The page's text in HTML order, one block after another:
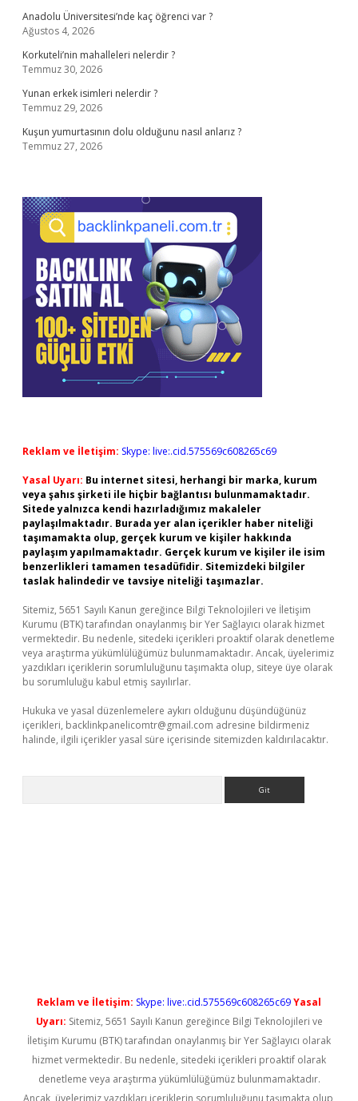
Anadolu Üniversitesi’nde kaç öğrenci var ?
Ağustos 4, 2026
Korkuteli’nin mahalleleri nelerdir ?
Temmuz 30, 2026
Yunan erkek isimleri nelerdir ?
Temmuz 29, 2026
Kuşun yumurtasının dolu olduğunu nasıl anlarız ?
Temmuz 27, 2026
Reklam ve İletişim: Skype: live:.cid.575569c608265c69
Yasal Uyarı: Bu internet sitesi, herhangi bir marka, kurum
veya şahıs şirketi ile hiçbir bağlantısı bulunmamaktadır.
Sitede yalnızca kendi hazırladığımız makaleler
paylaşılmaktadır. Burada yer alan içerikler haber niteliği
taşımamakta olup, gerçek kurum ve kişiler hakkında
paylaşım yapılmamaktadır. Gerçek kurum ve kişiler ile isim
benzerlikleri tamamen tesadüfidir. Sitemizdeki bilgiler
taslak halindedir ve tavsiye niteliği taşımazlar.
Sitemiz, 5651 Sayılı Kanun gereğince Bilgi Teknolojileri ve İletişim
Kurumu (BTK) tarafından onaylanmış bir Yer Sağlayıcı olarak hizmet
vermektedir. Bu nedenle, sitedeki içerikleri proaktif olarak denetleme
veya araştırma yükümlülüğümüz bulunmamaktadır. Ancak, üyelerimiz
yazdıkları içeriklerin sorumluluğunu taşımakta olup, siteye üye olarak
bu sorumluluğu kabul etmiş sayılırlar.
Hukuka ve yasal düzenlemelere aykırı olduğunu düşündüğünüz
içerikleri, backlinkpanelicomtr@gmail.com adresine bildirmeniz
halinde, ilgili içerikler yasal süre içerisinde sitemizden kaldırılacaktır.
Reklam ve İletişim: Skype: live:.cid.575569c608265c69Yasal
Uyarı: Sitemiz, 5651 Sayılı Kanun gereğince Bilgi Teknolojileri ve
İletişim Kurumu (BTK) tarafından onaylanmış bir Yer Sağlayıcı olarak
hizmet vermektedir. Bu nedenle, sitedeki içerikleri proaktif olarak
denetleme veya araştırma yükümlülüğümüz bulunmamaktadır.
Ancak, üyelerimiz yazdıkları içeriklerin sorumluluğunu taşımakta olup,